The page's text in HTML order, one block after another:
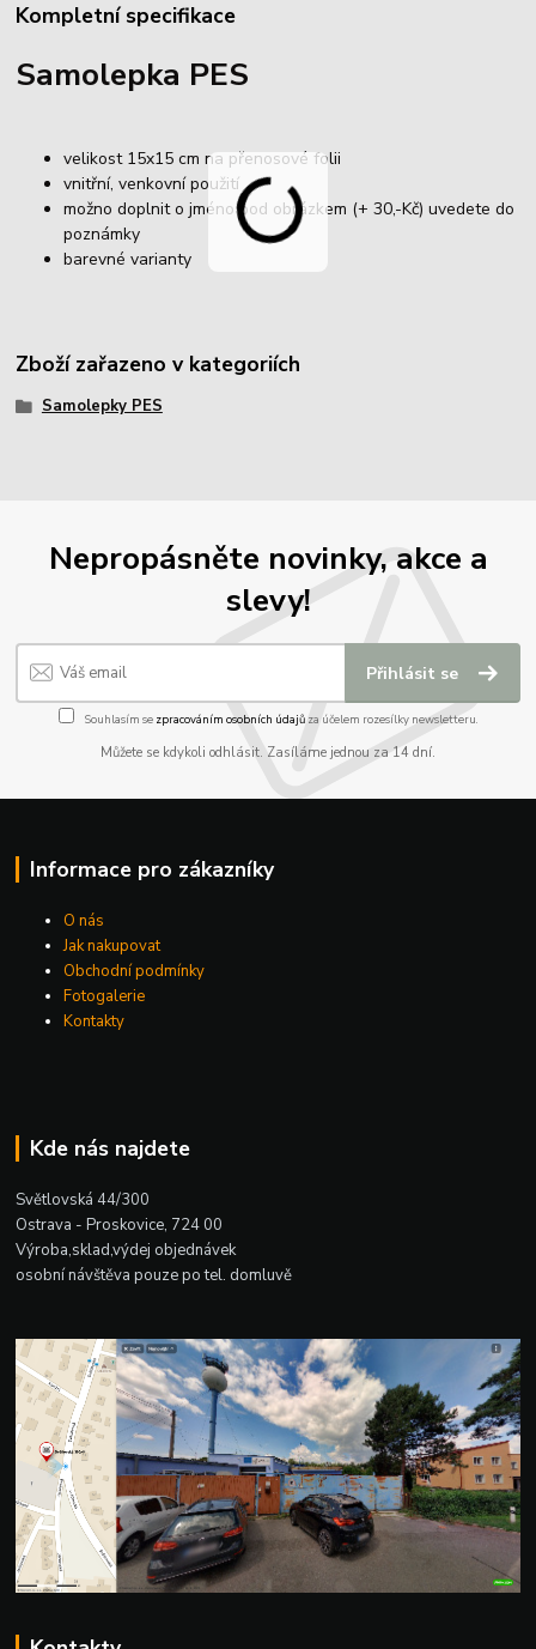
Kompletní specifikace
Samolepka PES
velikost 15x15 cm na přenosové folii
vnitřní, venkovní použití
možno doplnit o jméno pod obrázkem (+ 30,-Kč) uvedete do
poznámky
barevné varianty
Zboží zařazeno v kategoriích
Samolepky PES
Nepropásněte novinky, akce a
slevy!
Přihlásit se
Souhlasím se zpracováním osobních údajůza účelem rozesílky newsletteru.
Můžete se kdykoli odhlásit. Zasíláme jednou za 14 dní.
Informace pro zákazníky
O nás
Jak nakupovat
Obchodní podmínky
Fotogalerie
Kontakty
Kde nás najdete
Světlovská 44/300
Ostrava - Proskovice, 724 00
Výroba,sklad,výdej objednávek
osobní návštěva pouze po tel. domluvě